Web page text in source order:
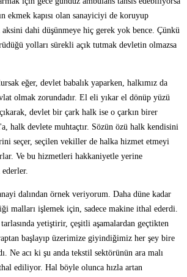
ekmek kapısı olan sanayiciyi de koruyup
dahi düşünmeye hiç gerek yok bence. Çünkü
yolları sürekli açık tutmak devletin olmazsa
eğer, devlet babalık yaparken, halkımız da
olmak zorundadır. El eli yıkar el dönüp yüzü
devlet bir çark halk ise o çarkın birer
halk devlete muhtaçtır. Sözün özü halk kendisini
seçer, seçilen vekiller de halka hizmet etmeyi
Ve bu hizmetleri hakkaniyetle yerine
dalından örnek veriyorum. Daha düne kadar
malları işlemek için, sadece makine ithal ederdi.
yetiştirir, çeşitli aşamalardan geçtikten
başlayıp üzerimize giyindiğimiz her şey bire
Ne acı ki şu anda tekstil sektörünün ara malı
ediliyor. Hal böyle olunca hızla artan